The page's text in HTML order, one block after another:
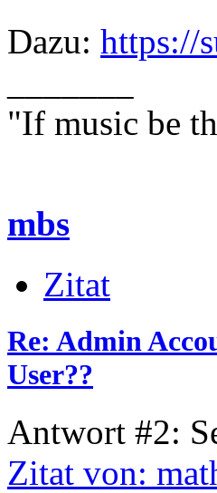
Dazu: https://
"If music be
William
mbs
Zitat
Re: Admin
User??
Antwort #2:
Zitat von: